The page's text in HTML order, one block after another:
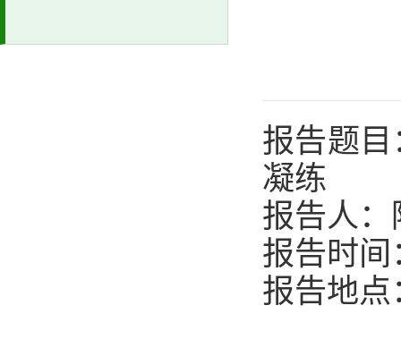
报告题目
凝练
报告人：
报告时间
报告地点